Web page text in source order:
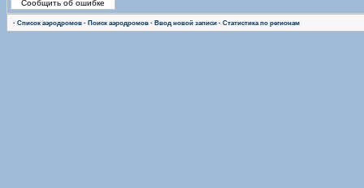
· Список аэродромов · Поиск аэродромов · Ввод новой записи · Статистика по регионам